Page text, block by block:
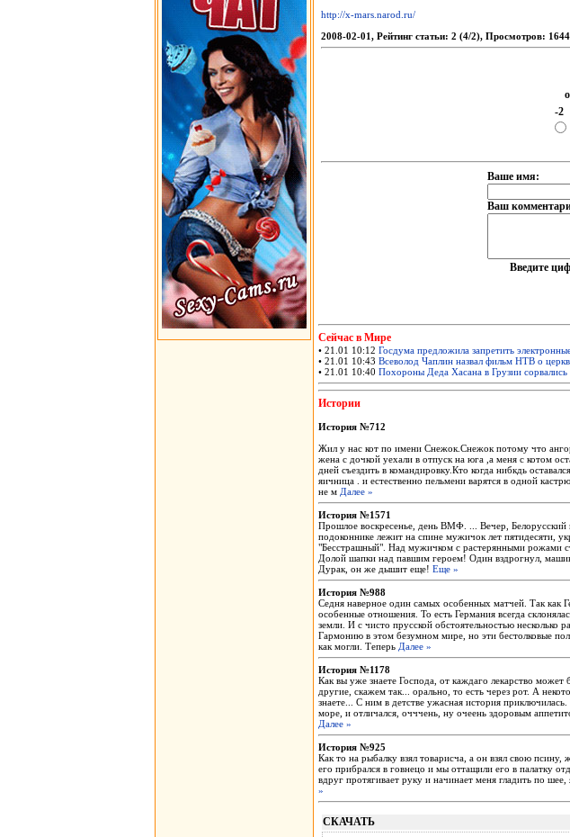
http://x-mars.narod.ru/
2008-02-01, Рейтинг статьи: 2 (4/2), Просмотров:
-2
Ваше имя:
Ваш
Введите
Сейчас в Мире
• 21.01 10:12 Госдума предложила запретить
• 21.01 10:43 Всеволод Чаплин назвал фильм НТВ о
• 21.01 10:40 Похороны Деда Хасана в Грузии сорвались
Истории
История №712
Жил у нас кот по имени Снежок.Снежок потому что
жена с дочкой уехали в отпуск на юга ,а меня с котом
дней съездить в командировку.Кто когда нибкдь
яичница . и естественно пельмени варятся в одной
не м Далее »
История №1571
Прошлое воскресенье, день ВМФ. ... Вечер, Белорусский
подоконнике лежит на спине мужичок лет пятидесяти,
"Бесстрашный". Над мужичком с растерянными рожами
Долой шапки над павшим героем! Один вздрогнул,
Дурак, он же дышит еще! Еще »
История №988
Седня наверное один самых особенных матчей. Так как
особенные отношения. То есть Германия всегда
земли. И с чисто прусской обстоятельностью несколько
Гармонию в этом безумном мире, но эти бестолковые
как могли. Теперь Далее »
История №1178
Как вы уже знаете Господа, от каждаго лекарство может
другие, скажем так... орально, то есть через рот. А
знаете... С ним в детстве ужасная история
море, и отличался, очччень, ну очеень здоровым
Далее »
История №925
Как то на рыбалку взял товарисча, а он взял свою
его прибрался в говнецо и мы оттащили его в палатку
вдруг протягивает руку и начинает меня гладить по
»
СКАЧАТЬ